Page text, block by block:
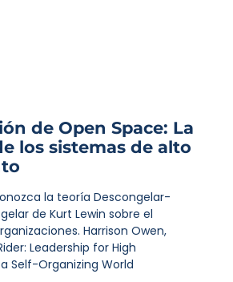
de Open Space: La
los sistemas de alto
la teoría Descongelar-
de Kurt Lewin sobre el
Harrison Owen,
Leadership for High
Self-Organizing World